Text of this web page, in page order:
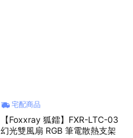
宅配商品
【Foxxray 狐鐳】FXR-LTC-03
幻光雙風扇 RGB 筆電散熱支架